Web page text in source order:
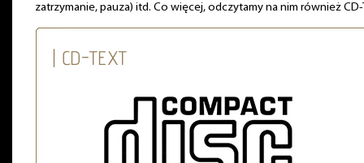
zatrzymanie, pauza) itd. Co więcej, odczytamy na nim również CD-
| CD-TEXT